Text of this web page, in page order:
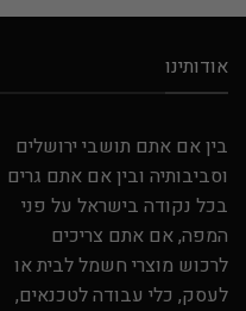
אודותינו
בין אם אתם תושבי ירושלים
וסביבותיה ובין אם אתם גרים
בכל נקודה בישראל על פני
המפה, אם אתם צריכים
לרכוש מוצרי חשמל לבית או
לעסק, כלי עבודה לטכנאים,